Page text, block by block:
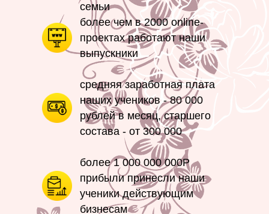
семьи
более чем в 2000 online-
проектах работают наши
выпускники
средняя заработная плата
наших учеников - 80 000
рублей в месяц, старшего
состава - от 300 000
более 1 000 000 000Р
прибыли принесли наши
ученики действующим
бизнесам